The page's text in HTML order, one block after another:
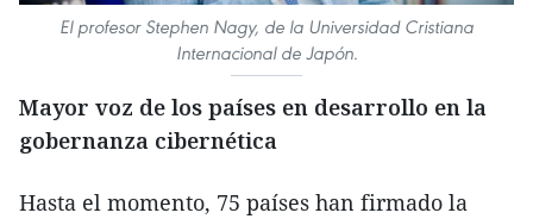
El profesor Stephen Nagy, de la Universidad Cristiana
Internacional de Japón.
Mayor voz de los países en desarrollo en la
gobernanza cibernética
Hasta el momento, 75 países han firmado la